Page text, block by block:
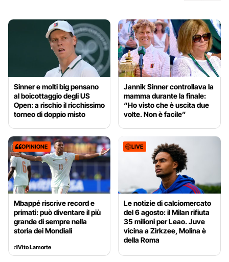
Sinner e molti big pensano
al boicottaggio degli US
Open: a rischio il ricchissimo
torneo di doppio misto
Jannik Sinner controllava la
mamma durante la finale:
“Ho visto che è uscita due
volte. Non è facile”
OPINIONE
Mbappé riscrive record e
primati: può diventare il più
grande di sempre nella
storia dei Mondiali
diVito Lamorte
LIVE
Le notizie di calciomercato
del 6 agosto: il Milan rifiuta
35 milioni per Leao. Juve
vicina a Zirkzee, Molina è
della Roma